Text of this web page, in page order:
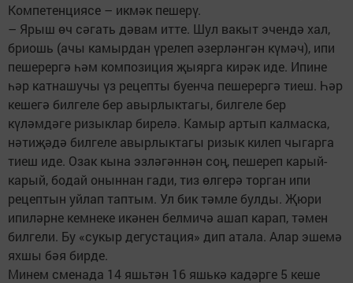
Компетенциясе – икмәк пешерү.
– Ярыш өч сәгать дәвам итте. Шул вакыт эчендә хал,
бриошь (ачы камырдан үрелеп әзерләнгән күмәч), ипи
пешерергә һәм композиция җыярга кирәк иде. Ипине
һәр катнашучы үз рецепты буенча пешерергә тиеш. Һәр
кешегә билгеле бер авырлыктагы, билгеле бер
күләмдәге ризыклар бирелә. Камыр артып калмаска,
нәтиҗәдә билгеле авырлыктагы ризык килеп чыгарга
тиеш иде. Озак кына эзләгәннән соң, пешереп карый-
карый, бодай оныннан гади, тиз өлгерә торган ипи
рецептын уйлап таптым. Ул бик тәмле булды. Җюри
ипиләрне кемнеке икәнен белмичә ашап карап, тәмен
билгели. Бу «сукыр дегустация» дип атала. Алар эшемә
яхшы бәя бирде.
Минем сменада 14 яшьтән 16 яшькә кадәрге 5 кеше